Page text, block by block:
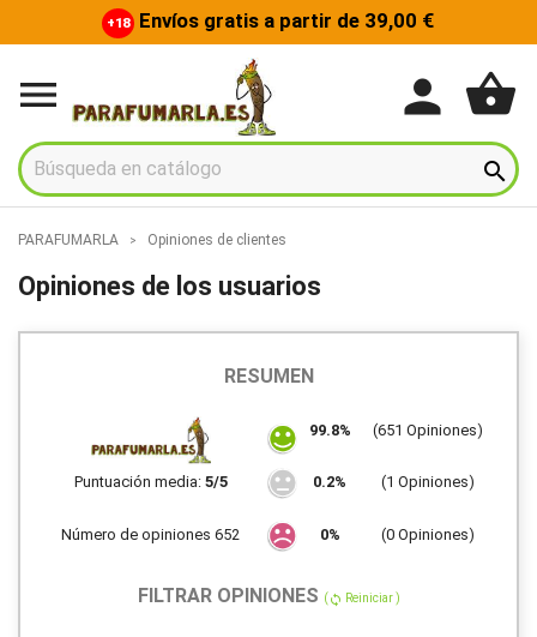
+18 Envíos gratis a partir de 39,00 €
 person shopping_basket

PARAFUMARLA Opiniones de clientes
Opiniones de los usuarios
RESUMEN
99.8% (651 Opiniones)
Puntuación media: 5/5 0.2% (1 Opiniones)
Número de opiniones 652 0% (0 Opiniones)
FILTRAR OPINIONES ( sync Reiniciar )